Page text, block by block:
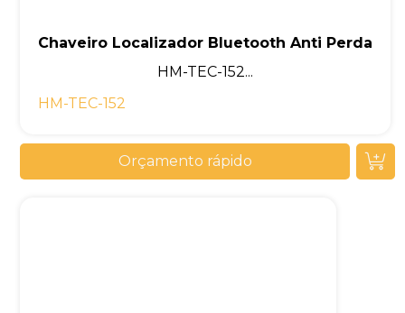
Chaveiro Localizador Bluetooth Anti Perda
HM-TEC-152...
HM-TEC-152
Orçamento rápido